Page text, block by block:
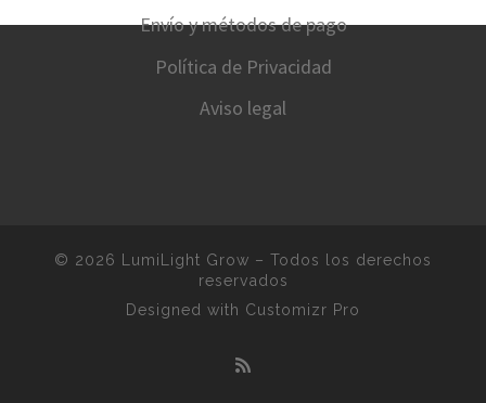
Envío y métodos de pago
Política de Privacidad
Aviso legal
© 2026 LumiLight Grow – Todos los derechos
reservados
Designed with Customizr Pro